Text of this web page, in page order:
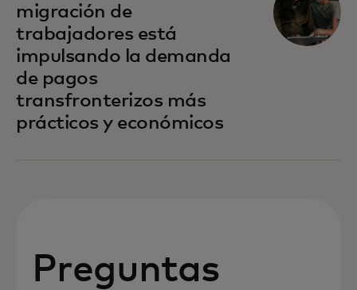
migración de
trabajadores está
impulsando la demanda
de pagos
transfronterizos más
prácticos y económicos
Preguntas